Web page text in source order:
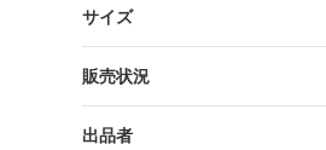
サイズ
販売状況
出品者